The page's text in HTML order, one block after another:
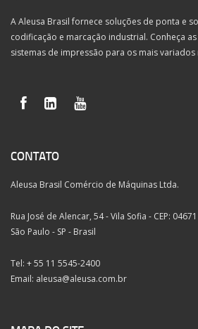
A Aleusa Brasil fornece soluções de ponta e
codificação e marcação industrial. Conheça
sistemas de impressão para os mais variados
CONTATO
Aleusa Brasil Comércio de Máquinas Ltda.
Rua José de Alencar, 54 - Vila Sofia - CEP:
São Paulo - SP - Brasil
Tel: + 55 11 5545-2400
Email: aleusa@aleusa.com.br